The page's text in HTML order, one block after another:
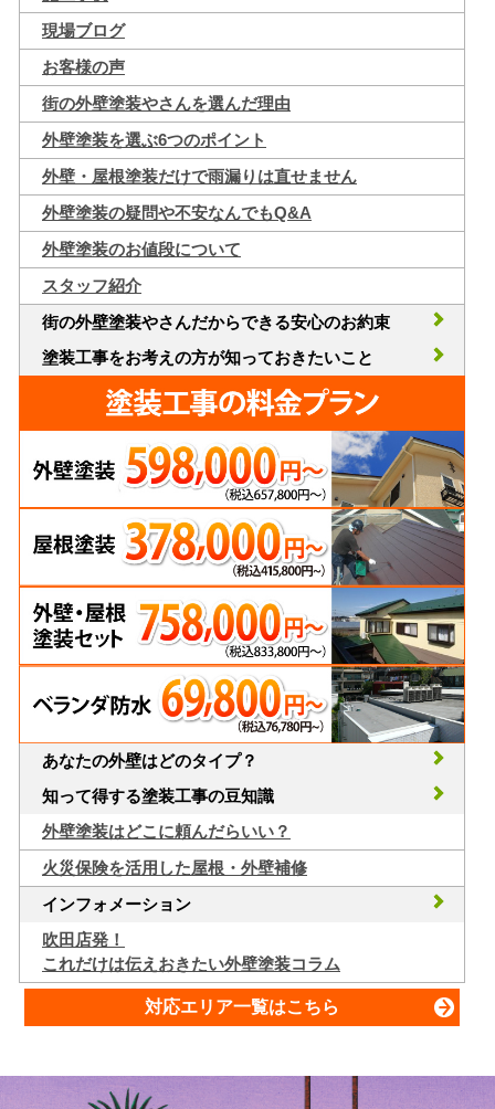
現場ブログ
お客様の声
街の外壁塗装やさんを選んだ理由
外壁塗装を選ぶ6つのポイント
外壁・屋根塗装だけで雨漏りは直せません
外壁塗装の疑問や不安なんでもQ&A
外壁塗装のお値段について
スタッフ紹介
街の外壁塗装やさんだからできる安心のお約束
塗装工事をお考えの方が知っておきたいこと
あなたの外壁はどのタイプ？
知って得する塗装工事の豆知識
外壁塗装はどこに頼んだらいい？
火災保険を活用した屋根・外壁補修
インフォメーション
吹田店発！
これだけは伝えおきたい外壁塗装コラム
対応エリア一覧はこちら